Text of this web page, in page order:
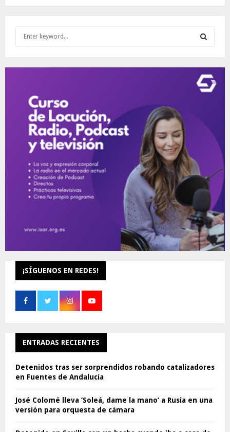
E
¡SÍGUENOS EN REDES!
ENTRADAS RECIENTES
Detenidos tras ser sorprendidos robando catalizadores
en Fuentes de Andalucía
José Colomé lleva ‘Soleá, dame la mano’ a Rusia en una
versión para orquesta de cámara